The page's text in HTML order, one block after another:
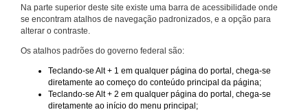
Na parte superior deste site existe uma barra de acessibilidade onde
se encontram atalhos de navegação padronizados, e a opção para
alterar o contraste.
Os atalhos padrões do governo federal são:
Teclando-se Alt + 1 em qualquer página do portal, chega-se
diretamente ao começo do conteúdo principal da página;
Teclando-se Alt + 2 em qualquer página do portal, chega-se
diretamente ao início do menu principal;